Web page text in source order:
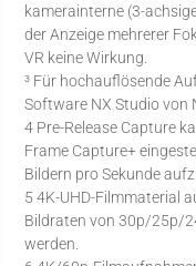
kamerainterne (3-
der Anzeige mehrerer
VR keine Wirkung.
³ Für hochauflösende
Software NX Studio von
4 Pre-Release Capture
Frame Capture+
Bildern pro Sekunde
5 4K-UHD-Filmmaterial
Bildraten von 30p/25p/
werden.